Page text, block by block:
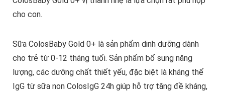
cho con.
Sữa ColosBaby Gold 0+ là sản phẩm dinh dưỡng dành
cho trẻ từ 0-12 tháng tuổi. Sản phẩm bổ sung năng
lượng, các dưỡng chất thiết yếu, đặc biệt là kháng thể
IgG từ sữa non ColosIgG 24h giúp hỗ trợ tăng đề kháng,